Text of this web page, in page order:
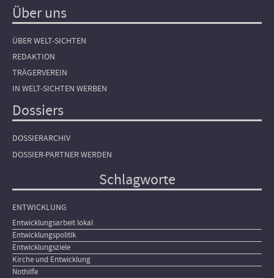
Über uns
ÜBER WELT-SICHTEN
REDAKTION
TRÄGERVEREIN
IN WELT-SICHTEN WERBEN
Dossiers
DOSSIERARCHIV
DOSSIER-PARTNER WERDEN
Schlagworte
ENTWICKLUNG
Entwicklungsarbeit lokal
Entwicklungspolitik
Entwicklungsziele
Kirche und Entwicklung
Nothilfe